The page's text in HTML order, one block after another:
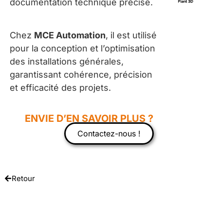
documentation technique précise.
Chez MCE Automation, il est utilisé
pour la conception et l’optimisation
des installations générales,
garantissant cohérence, précision
et efficacité des projets.
ENVIE D’EN SAVOIR PLUS ?
Contactez-nous !
Retour